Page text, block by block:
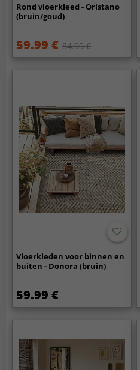
Rond vloerkleed - Oristano
(bruin/goud)
59.99 € 84.99 €
Vloerkleden voor binnen en
buiten - Donora (bruin)
59.99 €